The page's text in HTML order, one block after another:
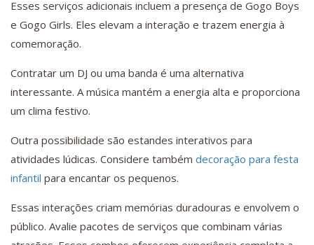
Esses serviços adicionais incluem a presença de Gogo Boys
e Gogo Girls. Eles elevam a interação e trazem energia à
comemoração.
Contratar um DJ ou uma banda é uma alternativa
interessante. A música mantém a energia alta e proporciona
um clima festivo.
Outra possibilidade são estandes interativos para
atividades lúdicas. Considere também decoração para festa
infantil para encantar os pequenos.
Essas interações criam memórias duradouras e envolvem o
público. Avalie pacotes de serviços que combinam várias